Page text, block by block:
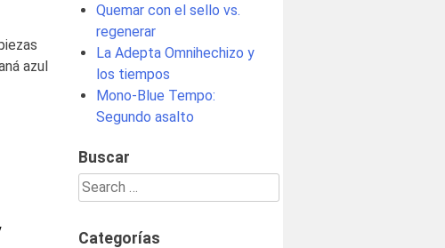
azul
Quemar con el sello vs.
regenerar
La Adepta Omnihechizo y
los tiempos
Mono-Blue Tempo:
Segundo asalto
Buscar
Search
for:
Categorías